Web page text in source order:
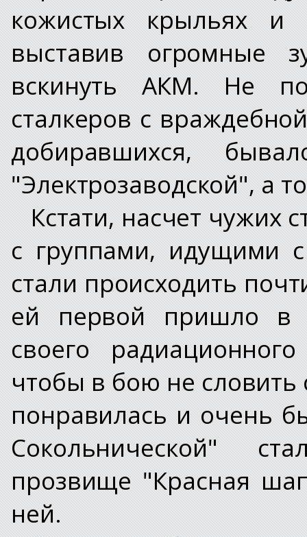
кожистых крыльях
выставив огромные
вскинуть АКМ. Не
сталкеров с
добиравшихся,
"Электрозаводской", а
Кстати, насчет чужих
с группами, идущими
стали происходить
ей первой пришло в
своего
чтобы в бою не
понравилась и очень
Сокольнической"
прозвище "Красная
ней.